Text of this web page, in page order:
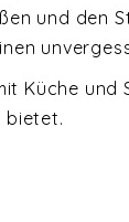
und den
Küche
bietet.